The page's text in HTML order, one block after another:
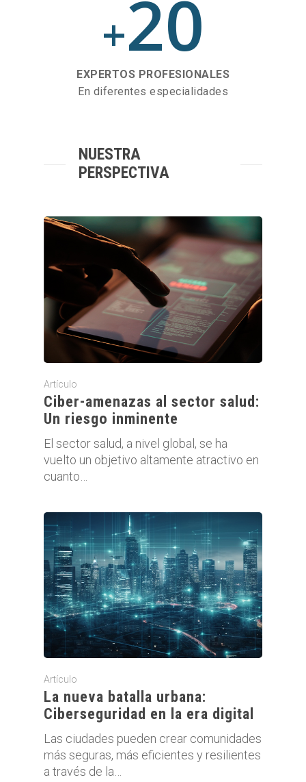
+20
EXPERTOS PROFESIONALES
En diferentes especialidades
NUESTRA
PERSPECTIVA
Artículo
Ciber-amenazas al sector salud:
Un riesgo inminente
El sector salud, a nivel global, se ha
vuelto un objetivo altamente atractivo en
cuanto…
Artículo
La nueva batalla urbana:
Ciberseguridad en la era digital
Las ciudades pueden crear comunidades
más seguras, más eficientes y resilientes
a través de la…